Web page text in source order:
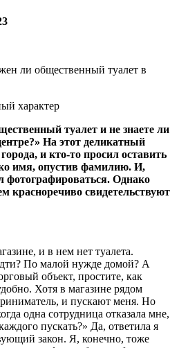
характер
туалет и не знаете ли
На этот деликатный
и кто-то просил оставить
имя, опустив фамилию. И,
фотографироваться. Однако
красноречиво свидетельствуют
и в нем нет туалета.
По малой нужде домой? А
объект, простите, как
Хотя в магазине рядом
и пускают меня. Но
одна сотрудница отказала мне,
пускать?» Да, ответила я
закон. Я, конечно, тоже